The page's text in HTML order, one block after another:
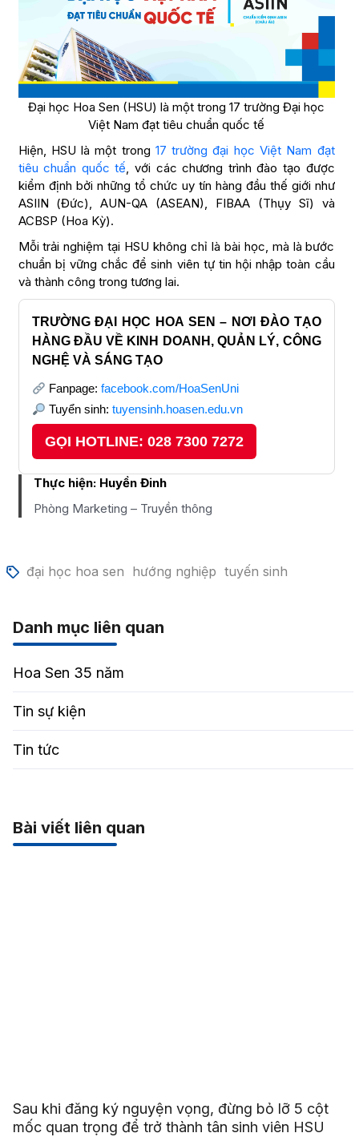
Đại học Hoa Sen (HSU) là một trong 17 trường Đại học
Việt Nam đạt tiêu chuẩn quốc tế
Hiện, HSU là một trong 17 trường đại học Việt Nam đạt
tiêu chuẩn quốc tế, với các chương trình đào tạo được
kiểm định bởi những tổ chức uy tín hàng đầu thế giới như
ASIIN (Đức), AUN-QA (ASEAN), FIBAA (Thụy Sĩ) và
ACBSP (Hoa Kỳ).
Mỗi trải nghiệm tại HSU không chỉ là bài học, mà là bước
chuẩn bị vững chắc để sinh viên tự tin hội nhập toàn cầu
và thành công trong tương lai.
TRƯỜNG ĐẠI HỌC HOA SEN – NƠI ĐÀO TẠO
HÀNG ĐẦU VỀ KINH DOANH, QUẢN LÝ, CÔNG
NGHỆ VÀ SÁNG TẠO
Fanpage: facebook.com/HoaSenUni
Tuyển sinh: tuyensinh.hoasen.edu.vn
GỌI HOTLINE: 028 7300 7272
Thực hiện: Huyền Đinh
Phòng Marketing – Truyền thông
đại học hoa sen hướng nghiệp tuyến sinh
Danh mục liên quan
Hoa Sen 35 năm
Tin sự kiện
Tin tức
Bài viết liên quan
Sau khi đăng ký nguyện vọng, đừng bỏ lỡ 5 cột
mốc quan trọng để trở thành tân sinh viên HSU